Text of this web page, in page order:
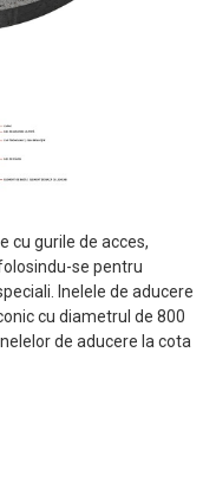
cu gurile de acces,
se pentru
Inelele de aducere
cu diametrul de 800
de aducere la cota